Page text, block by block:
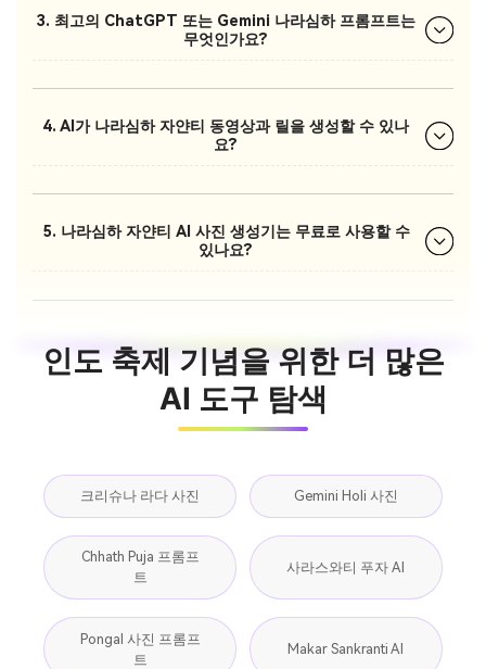
3. 최고의 ChatGPT 또는 Gemini 나라심하 프롬프트는
무엇인가요?
4. AI가 나라심하 자얀티 동영상과 릴을 생성할 수 있나
요?
5. 나라심하 자얀티 AI 사진 생성기는 무료로 사용할 수
있나요?
인도 축제 기념을 위한 더 많은
AI 도구 탐색
크리슈나 라다 사진 Gemini Holi 사진
Chhath Puja 프롬프
트
사라스와티 푸자 AI
Pongal 사진 프롬프
트
Makar Sankranti AI